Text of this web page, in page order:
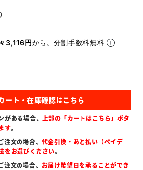
3,116円から。分割手数料無料
ある場合、 上部の「カートはこちら」ボタ
す。
文の場合、 代金引換・あと払い（ペイデ
をお選びください。
文の場合、 お届け希望日を承ることができ